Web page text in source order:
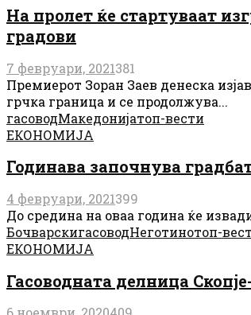
На пролет ќе стартуваат
градови
7 февруари, 2021381
Премиерот Зоран Заев денеска
грчка граница и се продолжува...
гасоводМакедонијатоп-вести
ЕКОНОМИЈА
Годинава започнува
4 февруари, 2021399
До средина на оваа година ќе
БочварскигасоводНеготинотоп-
ЕКОНОМИЈА
Гасоводната делница